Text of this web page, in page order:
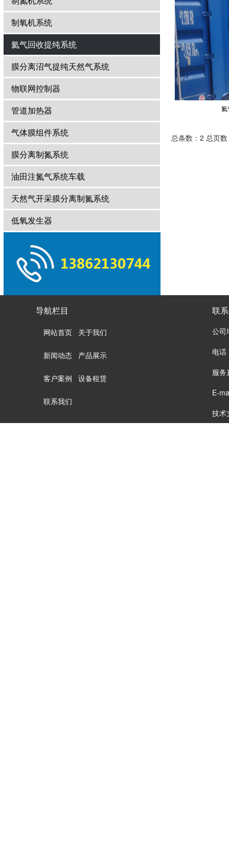
制氧机系统
氦气回收提纯系统
膜分离沼气提纯天然气系统
物联网控制器
管道加热器
气体膜组件系统
膜分离制氮系统
油田注氮气系统车载
天然气开采膜分离制氮系统
低氧发生器
氦
总条数：2 总页
导航栏目
网站首页 关于我们
新闻动态 产品展示
客户案例 设备租赁
联系我们
联
公司
电
服
E-
技术